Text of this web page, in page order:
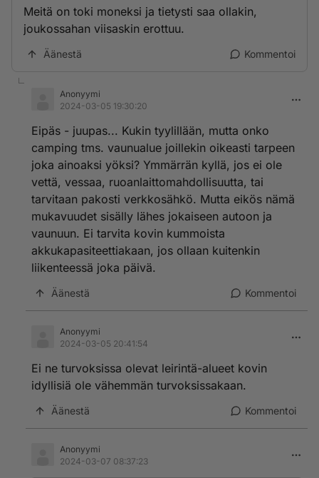
Meitä on toki moneksi ja tietysti saa ollakin,
joukossahan viisaskin erottuu.
Äänestä Kommentoi
Anonyymi
2024-03-05 19:30:20
Eipäs - juupas... Kukin tyylillään, mutta onko
camping tms. vaunualue joillekin oikeasti tarpeen
joka ainoaksi yöksi? Ymmärrän kyllä, jos ei ole
vettä, vessaa, ruoanlaittomahdollisuutta, tai
tarvitaan pakosti verkkosähkö. Mutta eikös nämä
mukavuudet sisälly lähes jokaiseen autoon ja
vaunuun. Ei tarvita kovin kummoista
akkukapasiteettiakaan, jos ollaan kuitenkin
liikenteessä joka päivä.
Äänestä Kommentoi
Anonyymi
2024-03-05 20:41:54
Ei ne turvoksissa olevat leirintä-alueet kovin
idyllisiä ole vähemmän turvoksissakaan.
Äänestä Kommentoi
Anonyymi
2024-03-07 08:37:23